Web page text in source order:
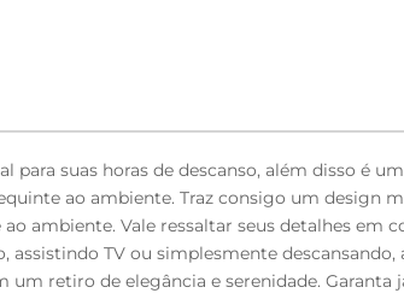
para suas horas de descanso, além disso é
ao ambiente. Traz consigo um design
ambiente. Vale ressaltar seus detalhes em
assistindo TV ou simplesmente
retiro de elegância e serenidade. Garanta